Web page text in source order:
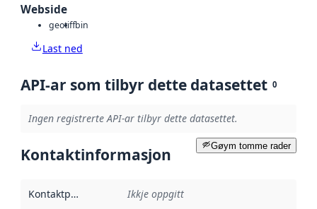
Webside
geotiffbin
Last ned
API-ar som tilbyr dette datasettet 0
Ingen registrerte API-ar tilbyr dette datasettet.
Gøym tomme rader
Kontaktinformasjon
Kontaktpunkt Ikkje oppgitt